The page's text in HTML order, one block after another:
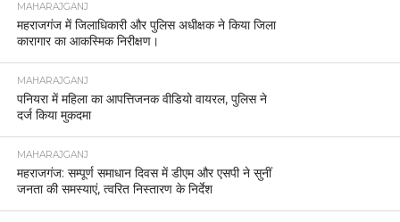
MAHARAJGANJ
महराजगंज में जिलाधिकारी और पुलिस अधीक्षक ने किया जिला
कारागार का आकस्मिक निरीक्षण।
MAHARAJGANJ
पनियरा में महिला का आपत्तिजनक वीडियो वायरल, पुलिस ने
दर्ज किया मुकदमा
MAHARAJGANJ
महराजगंज: सम्पूर्ण समाधान दिवस में डीएम और एसपी ने सुनीं
जनता की समस्याएं, त्वरित निस्तारण के निर्देश